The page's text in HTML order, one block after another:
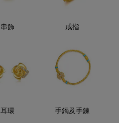
串飾 戒指
耳環 手鐲及手鍊